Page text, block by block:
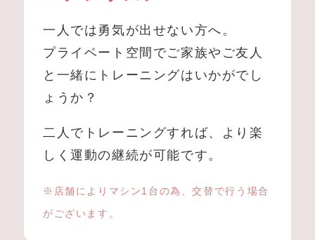
一人では勇気が出せない方へ。
プライベート空間でご家族やご友人
と一緒にトレーニングはいかがでし
ょうか？
二人でトレーニングすれば、より楽
しく運動の継続が可能です。
※店舗によりマシン1台の為、交替で行う場合
がございます。